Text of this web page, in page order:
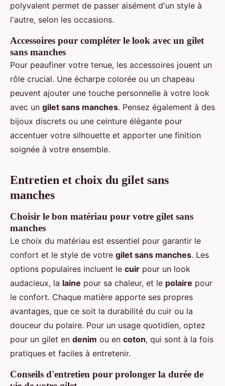
polyvalent permet de passer aisément d'un style à
l'autre, selon les occasions.
Accessoires pour compléter le look avec un gilet
sans manches
Pour peaufiner votre tenue, les accessoires jouent un
rôle crucial. Une écharpe colorée ou un chapeau
peuvent ajouter une touche personnelle à votre look
avec un gilet sans manches. Pensez également à des
bijoux discrets ou une ceinture élégante pour
accentuer votre silhouette et apporter une finition
soignée à votre ensemble.
Entretien et choix du gilet sans
manches
Choisir le bon matériau pour votre gilet sans
manches
Le choix du matériau est essentiel pour garantir le
confort et le style de votre gilet sans manches. Les
options populaires incluent le cuir pour un look
audacieux, la laine pour sa chaleur, et le polaire pour
le confort. Chaque matière apporte ses propres
avantages, que ce soit la durabilité du cuir ou la
douceur du polaire. Pour un usage quotidien, optez
pour un gilet en denim ou en coton, qui sont à la fois
pratiques et faciles à entretenir.
Conseils d'entretien pour prolonger la durée de